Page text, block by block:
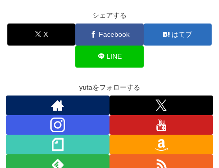
e
b
er
e
dI
at
s
A
p
p
ck
et
シェアする
X Facebook はてブ
LINE
yutaをフォローする